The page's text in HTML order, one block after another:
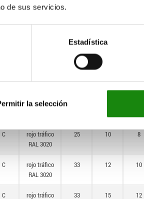
de sus servicios.
Estadística
la selección
antracita
RAL 7021
12
14 6
RAL 3020
C
rojo tráfico
C
rojo tráfico
RAL 3020
25 10 8
C
rojo tráfico
RAL 3020
33 12 10
C
rojo tráfico
33 15 12